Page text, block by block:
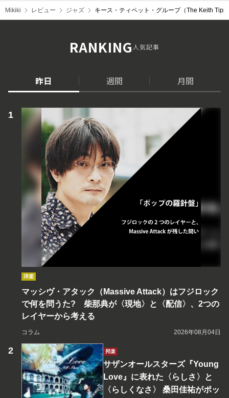
Mikiki レビュー ジャズ キース・ティペット・グループ（The Keith
RANKING人気記事
昨日 週間 月間
洋楽
マッシヴ・アタック（Massive Attack）はフジロック
で何を問うた? 柴那典が〈現地〉と〈配信〉、2つの
レイヤーから考える
コラム 2026年08月04日
邦楽
サザンオールスターズ『Young
Love』に表れた〈らしさ〉と
〈らしくなさ〉 桑田佳祐がポッ